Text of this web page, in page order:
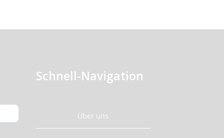
Schnell-Navigation
Über uns